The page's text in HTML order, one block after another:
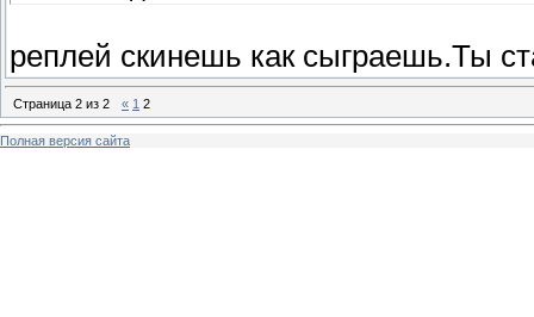
реплей скинешь как сыграешь.Ты
Страница 2 из 2 « 1 2
Полная версия сайта